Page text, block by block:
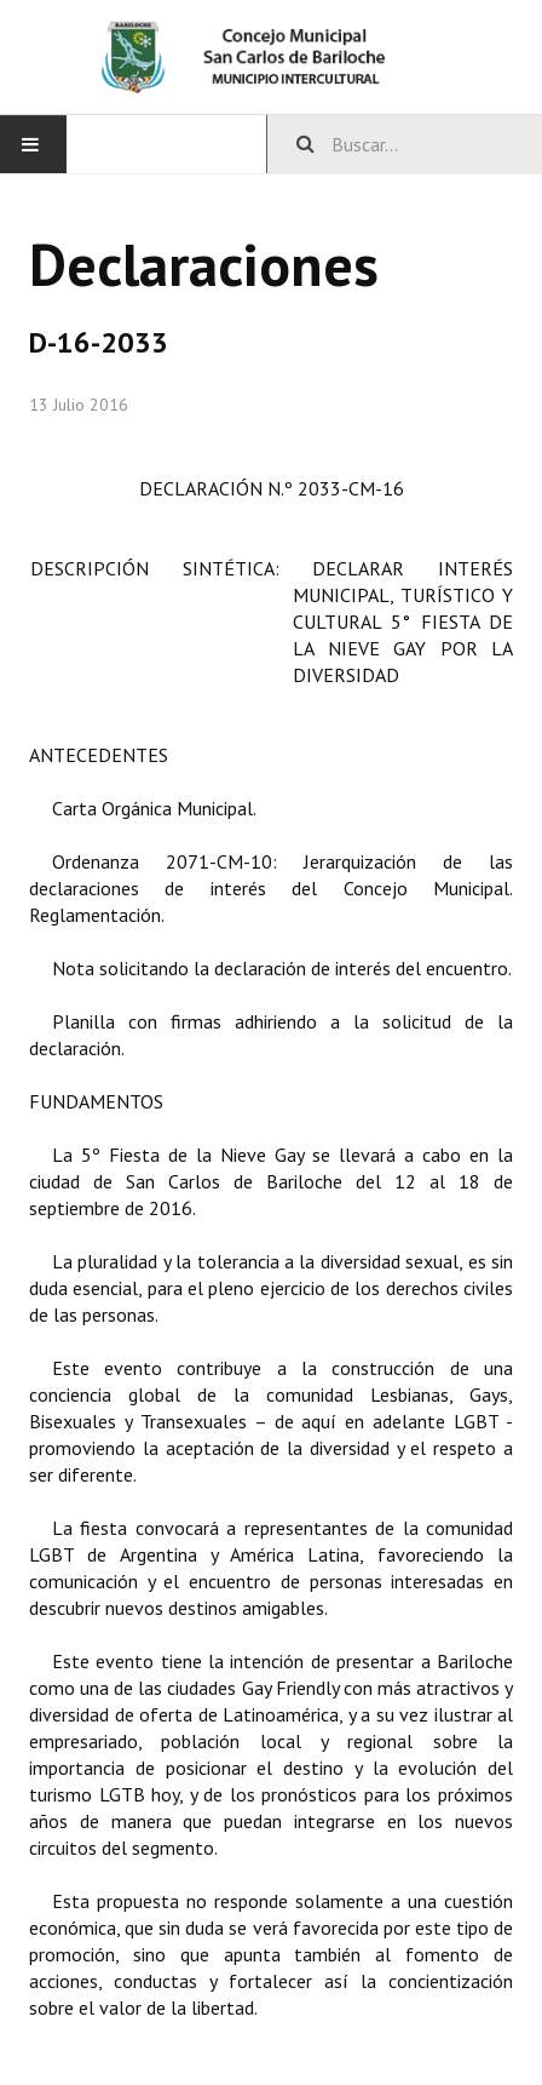
CONCEJO
Programas
Reglamento Interno
Digesto
Organigrama
DOCUMENTOS
Informes de Gestión
Actas de Sesión
Ejecución Presupuestaria
Actas de Audiencias Públicas
NORMATIVA
Comunicaciones
Resoluciones
Resoluciones de Presidencia
Antiguos Pobladores
Noticias Destacadas
Registros y Distinciones
Datos Históricos
Premio al Mérito - Registro
Audiencias Públicas - Registro
Mujeres que Dejaron Huellas - Registro
Declaraciones
D-16-2033
13 Julio 2016
DECLARACIÓN N.º 2033-CM-16
DESCRIPCIÓN SINTÉTICA: DECLARAR INTERÉS
MUNICIPAL, TURÍSTICO Y
CULTURAL 5° FIESTA DE
LA NIEVE GAY POR LA
DIVERSIDAD
ANTECEDENTES
Carta Orgánica Municipal.
Ordenanza 2071-CM-10: Jerarquización de las
declaraciones de interés del Concejo Municipal.
Reglamentación.
Nota solicitando la declaración de interés del encuentro.
Planilla con firmas adhiriendo a la solicitud de la
declaración.
FUNDAMENTOS
La 5º Fiesta de la Nieve Gay se llevará a cabo en la
ciudad de San Carlos de Bariloche del 12 al 18 de
septiembre de 2016.
La pluralidad y la tolerancia a la diversidad sexual, es sin
duda esencial, para el pleno ejercicio de los derechos civiles
de las personas.
Este evento contribuye a la construcción de una
conciencia global de la comunidad Lesbianas, Gays,
Bisexuales y Transexuales – de aquí en adelante LGBT -
promoviendo la aceptación de la diversidad y el respeto a
ser diferente.
La fiesta convocará a representantes de la comunidad
LGBT de Argentina y América Latina, favoreciendo la
comunicación y el encuentro de personas interesadas en
descubrir nuevos destinos amigables.
Este evento tiene la intención de presentar a Bariloche
como una de las ciudades Gay Friendly con más atractivos y
diversidad de oferta de Latinoamérica, y a su vez ilustrar al
empresariado, población local y regional sobre la
importancia de posicionar el destino y la evolución del
turismo LGTB hoy, y de los pronósticos para los próximos
años de manera que puedan integrarse en los nuevos
circuitos del segmento.
Esta propuesta no responde solamente a una cuestión
económica, que sin duda se verá favorecida por este tipo de
promoción, sino que apunta también al fomento de
acciones, conductas y fortalecer así la concientización
sobre el valor de la libertad.